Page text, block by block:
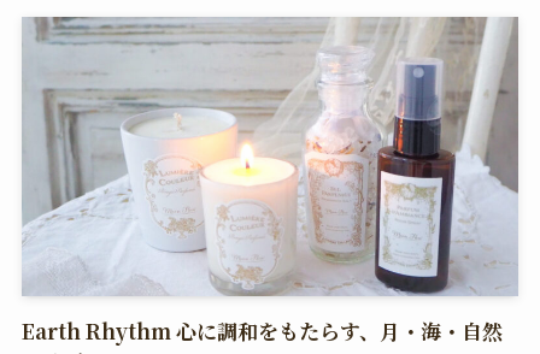
Earth Rhythm 心に調和をもたらす、月・海・自然